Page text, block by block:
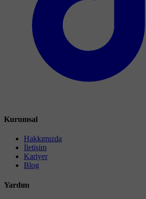
Kurumsal
Hakkımızda
İletişim
Kariyer
Blog
Yardım